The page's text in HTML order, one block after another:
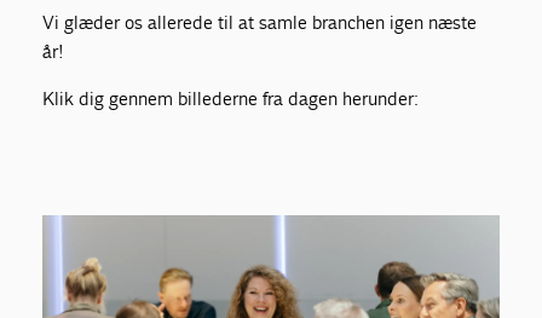
Vi glæder os allerede til at samle branchen igen næste
år!
Klik dig gennem billederne fra dagen herunder: